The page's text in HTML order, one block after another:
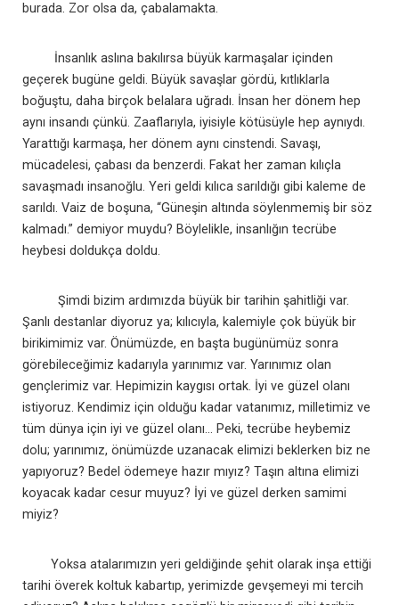
burada. Zor olsa da, çabalamakta.
İnsanlık aslına bakılırsa büyük karmaşalar içinden
geçerek bugüne geldi. Büyük savaşlar gördü, kıtlıklarla
boğuştu, daha birçok belalara uğradı. İnsan her dönem hep
aynı insandı çünkü. Zaaflarıyla, iyisiyle kötüsüyle hep aynıydı.
Yarattığı karmaşa, her dönem aynı cinstendi. Savaşı,
mücadelesi, çabası da benzerdi. Fakat her zaman kılıçla
savaşmadı insanoğlu. Yeri geldi kılıca sarıldığı gibi kaleme de
sarıldı. Vaiz de boşuna, “Güneşin altında söylenmemiş bir söz
kalmadı.” demiyor muydu? Böylelikle, insanlığın tecrübe
heybesi doldukça doldu.
Şimdi bizim ardımızda büyük bir tarihin şahitliği var.
Şanlı destanlar diyoruz ya; kılıcıyla, kalemiyle çok büyük bir
birikimimiz var. Önümüzde, en başta bugünümüz sonra
görebileceğimiz kadarıyla yarınımız var. Yarınımız olan
gençlerimiz var. Hepimizin kaygısı ortak. İyi ve güzel olanı
istiyoruz. Kendimiz için olduğu kadar vatanımız, milletimiz ve
tüm dünya için iyi ve güzel olanı… Peki, tecrübe heybemiz
dolu; yarınımız, önümüzde uzanacak elimizi beklerken biz ne
yapıyoruz? Bedel ödemeye hazır mıyız? Taşın altına elimizi
koyacak kadar cesur muyuz? İyi ve güzel derken samimi
miyiz?
Yoksa atalarımızın yeri geldiğinde şehit olarak inşa ettiği
tarihi överek koltuk kabartıp, yerimizde gevşemeyi mi tercih